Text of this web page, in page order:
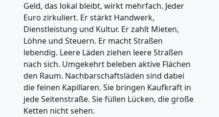
Geld, das lokal bleibt, wirkt mehrfach. Jeder
Euro zirkuliert. Er stärkt Handwerk,
Dienstleistung und Kultur. Er zahlt Mieten,
Löhne und Steuern. Er macht Straßen
lebendig. Leere Läden ziehen leere Straßen
nach sich. Umgekehrt beleben aktive Flächen
den Raum. Nachbarschaftsläden sind dabei
die feinen Kapillaren. Sie bringen Kaufkraft in
jede Seitenstraße. Sie füllen Lücken, die große
Ketten nicht sehen.